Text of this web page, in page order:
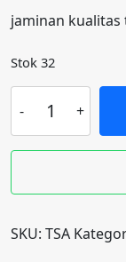
jaminan
Stok 32
TAM
stel
aluminium
SKU: TSA